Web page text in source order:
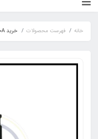
خانه فهرست محصولات خرید IGBT IKW50N60H3 600V 50A